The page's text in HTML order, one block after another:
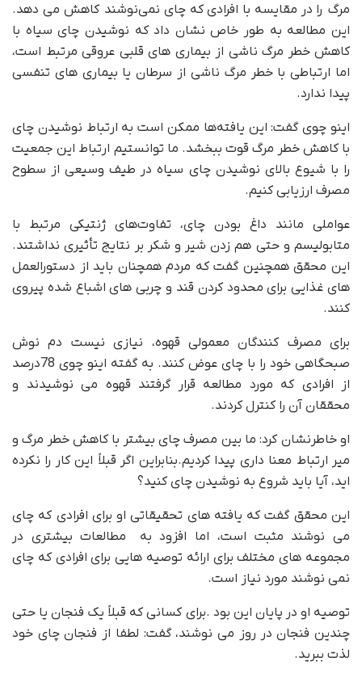
مرگ را در مقایسه با افرادی که چای نمی‌نوشند کاهش می دهد.
این مطالعه به طور خاص نشان داد که نوشیدن چای سیاه با
کاهش خطر مرگ ناشی از بیماری های قلبی عروقی مرتبط است،
اما ارتباطی با خطر مرگ ناشی از سرطان یا بیماری های تنفسی
پیدا ندارد.
اینو چوی گفت: این یافته‌ها ممکن است به ارتباط نوشیدن چای
با کاهش خطر مرگ قوت ببخشد. ما توانستیم ارتباط این جمعیت
را با شیوع بالای نوشیدن چای سیاه در طیف وسیعی از سطوح
مصرف ارزیابی کنیم.
عواملی مانند داغ بودن چای، تفاوت‌های ژنتیکی مرتبط با
متابولیسم و حتی هم زدن شیر و شکر بر نتایج تأثیری نداشتند.
این محقق همچنین گفت که مردم همچنان باید از دستورالعمل
های غذایی برای محدود کردن قند و چربی های اشباع شده پیروی
کنند.
برای مصرف کنندگان معمولی قهوه، نیازی نیست دم نوش
صبحگاهی خود را با چای عوض کنند. به گفته اینو چوی 78درصد
از افرادی که مورد مطالعه قرار گرفتند قهوه می نوشیدند و
محققان آن را کنترل کردند.
او خاطرنشان کرد: ما بین مصرف چای بیشتر با کاهش خطر مرگ و
میر ارتباط معنا داری پیدا کردیم.بنابراین اگر قبلاً این کار را نکرده
اید، آیا باید شروع به نوشیدن چای کنید؟
این محقق گفت که یافته های تحقیقاتی او برای افرادی که چای
می نوشند مثبت است، اما افزود به مطالعات بیشتری در
مجموعه های مختلف برای ارائه توصیه هایی برای افرادی که چای
نمی نوشند مورد نیاز است.
توصیه او در پایان این بود .برای کسانی که قبلاً یک فنجان یا حتی
چندین فنجان در روز می نوشند، گفت: لطفا از فنجان چای خود
لذت ببرید.